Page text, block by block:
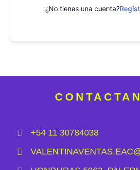
¿No tienes una cuenta?
+54 11 30784038